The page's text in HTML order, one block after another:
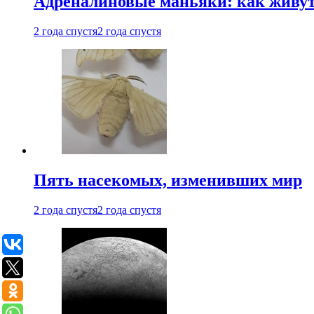
2 года спустя2 года спустя
Пять насекомых, изменивших мир
2 года спустя2 года спустя